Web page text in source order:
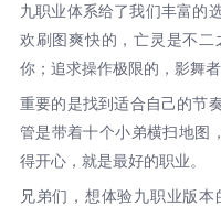
九职业体系给了我们丰富的
欢刷图爽快的，亡灵是不
你；追求操作极限的，影舞者
重要的是找到适合自己的
管是带着十个小弟横扫地图
得开心，就是最好的职业。
兄弟们，想体验九职业版